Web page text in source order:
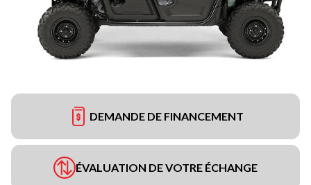
DEMANDE DE FINANCEMENT
ÉVALUATION DE VOTRE ÉCHANGE